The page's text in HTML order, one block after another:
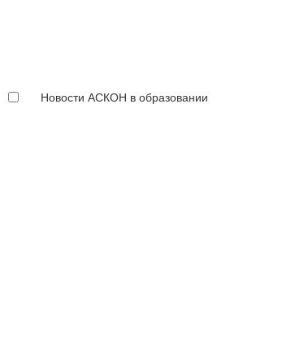
Новости АСКОН в образовании